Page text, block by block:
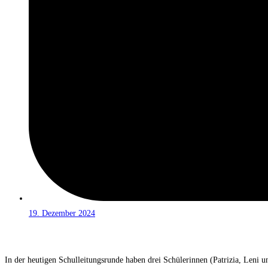
19. Dezember 2024
In der heutigen Schulleitungsrunde haben drei Schülerinnen (Patrizia, Leni